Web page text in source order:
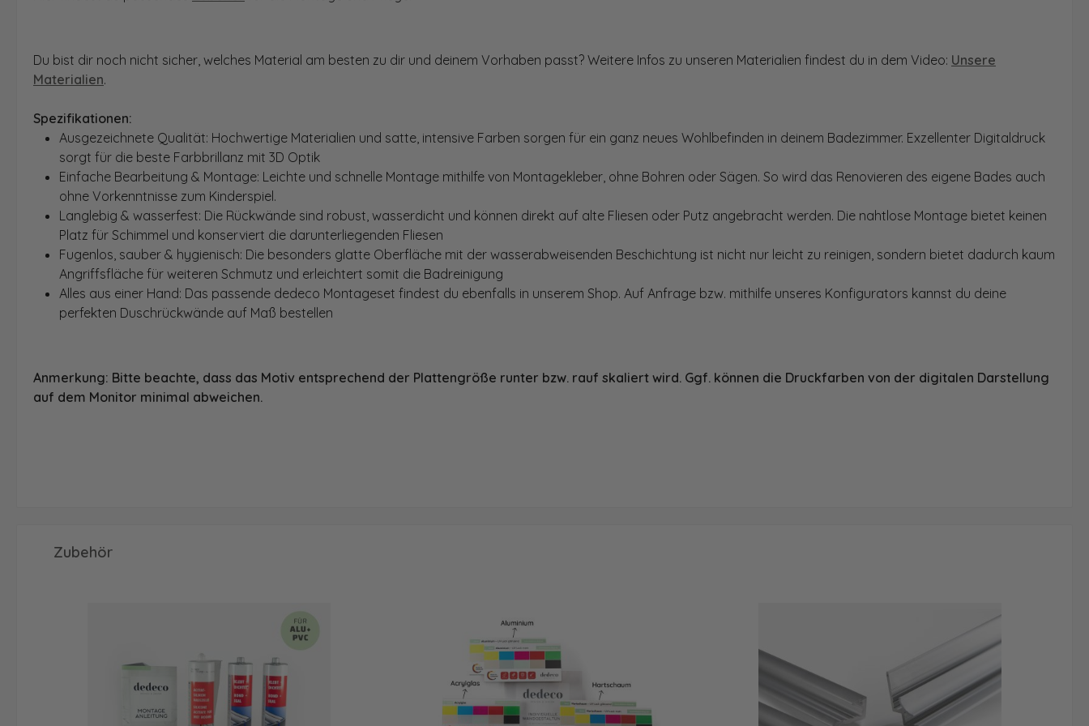
Du bist dir noch nicht sicher, welches Material am besten zu dir und deinem Vorhaben passt? Weitere Infos zu unseren Materialien findest du in dem Video: Unsere
Materialien.
Spezifikationen:
Ausgezeichnete Qualität: Hochwertige Materialien und satte, intensive Farben sorgen für ein ganz neues Wohlbefinden in deinem Badezimmer. Exzellenter Digitaldruck
sorgt für die beste Farbbrillanz mit 3D Optik
Einfache Bearbeitung & Montage: Leichte und schnelle Montage mithilfe von Montagekleber, ohne Bohren oder Sägen. So wird das Renovieren des eigene Bades auch
ohne Vorkenntnisse zum Kinderspiel.
Langlebig & wasserfest: Die Rückwände sind robust, wasserdicht und können direkt auf alte Fliesen oder Putz angebracht werden. Die nahtlose Montage bietet keinen
Platz für Schimmel und konserviert die darunterliegenden Fliesen
Fugenlos, sauber & hygienisch: Die besonders glatte Oberfläche mit der wasserabweisenden Beschichtung ist nicht nur leicht zu reinigen, sondern bietet dadurch kaum
Angriffsfläche für weiteren Schmutz und erleichtert somit die Badreinigung
Alles aus einer Hand: Das passende dedeco Montageset findest du ebenfalls in unserem Shop. Auf Anfrage bzw. mithilfe unseres Konfigurators kannst du deine
perfekten Duschrückwände auf Maß bestellen
Anmerkung: Bitte beachte, dass das Motiv entsprechend der Plattengröße runter bzw. rauf skaliert wird. Ggf. können die Druckfarben von der digitalen Darstellung
auf dem Monitor minimal abweichen.
Produktgalerie überspringen
Zubehör